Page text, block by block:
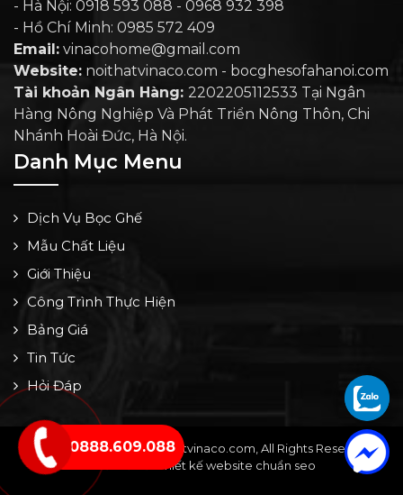
- Hà Nội: 0918 593 088 - 0968 932 398
- Hồ Chí Minh: 0985 572 409
Email: vinacohome@gmail.com
Website: noithatvinaco.com - bocghesofahanoi.com
Tài khoản Ngân Hàng: 2202205112533 Tại Ngân
Hàng Nông Nghiệp Và Phát Triển Nông Thôn, Chi
Nhánh Hoài Đức, Hà Nội.
Danh Mục Menu
Dịch Vụ Bọc Ghế
Mẫu Chất Liệu
Giới Thiệu
Công Trình Thực Hiện
Bảng Giá
Tin Tức
Hỏi Đáp
Copyright © 2024 by noithatvinaco.com, All Rights Reserved -
Thiết kế bởi: Thiết kế website chuẩn seo
0888.609.088